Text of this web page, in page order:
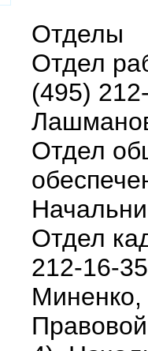
Отделы
Отдел
(495)
Отдел
Отдел
212-16-
Миненко,